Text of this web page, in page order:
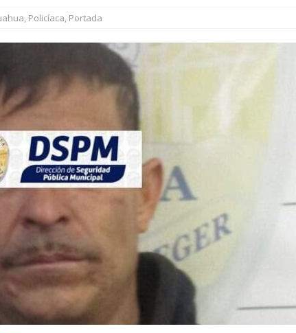
]
Recupera AEI Occidente una pick up Nissan con reporte de robo
, Policíaca, Portada